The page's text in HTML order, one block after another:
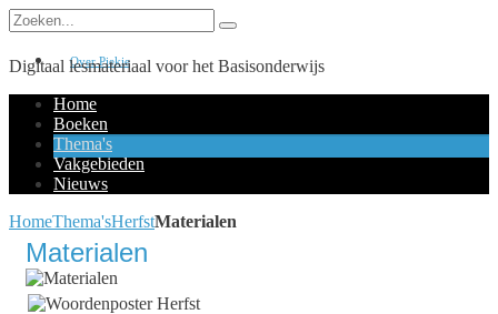
Over Piekie
Digitaal lesmateriaal voor het Basisonderwijs
Home
Boeken
Thema's
Vakgebieden
Nieuws
HomeThema'sHerfstMaterialen
Materialen